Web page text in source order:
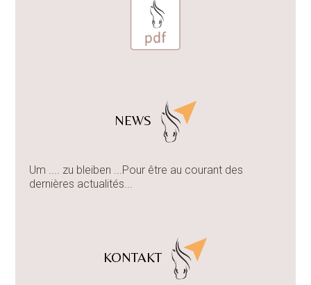
NEWS
Um .... zu bleiben ...Pour être au courant des
dernières actualités...
KONTAKT